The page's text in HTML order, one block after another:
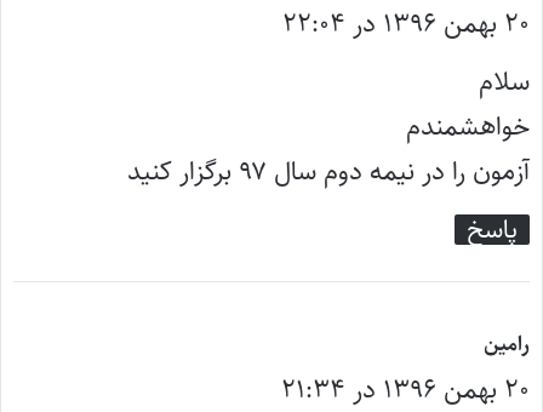
ف
ت
:
۲۰ بهمن ۱۳۹۶ در ۲۲:۰۴
سلام
خواهشمندم
آزمون را در نیمه دوم سال ۹۷ برگزار کنید
پاسخ
رامین
ف ۲۰ بهمن ۱۳۹۶ در ۲۱:۳۴